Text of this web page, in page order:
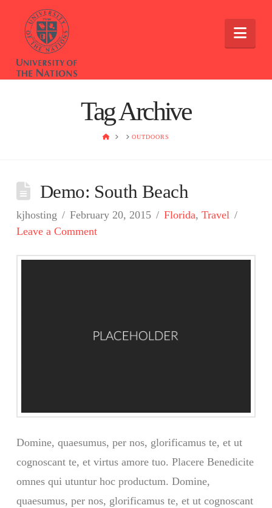
Tag Archive
HOME OUTDOORS
Demo: South Beach
kjhosting February 20, 2015 Florida,Travel
Leave a Comment
Domine, quaesumus, per nos, glorificamus te, et ut
cognoscant te, et virtus amore tuo. Placere Benedicite
omnes qui utuntur hoc productum. Domine,
quaesumus, per nos, glorificamus te, et ut cognoscant